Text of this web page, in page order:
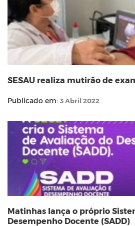
SESAU realiza mutirão de
Publicado em: 3 Abril 2022
Matinhas lança o próprio
Desempenho Docente (SADD)